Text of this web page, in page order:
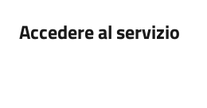
Accedere al servizio